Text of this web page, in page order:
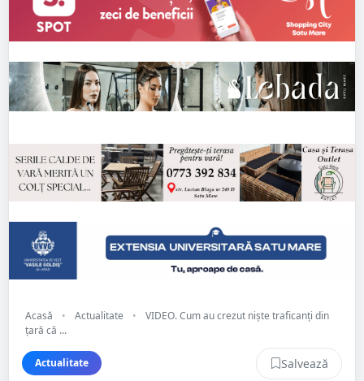
Acasă • Actualitate •
VIDEO. Cum au crezut niște traficanți din
țară că ...
Actualitate Salvează